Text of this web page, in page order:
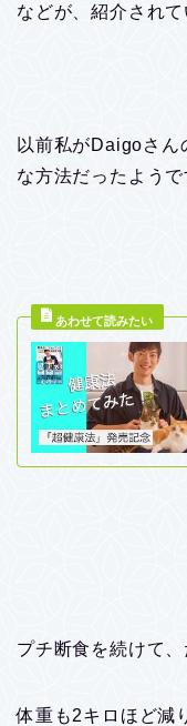
などが、紹介されて
以前私がDaigoさん
な方法だったようで
プチ断食を続けて
体重も2キロほど減